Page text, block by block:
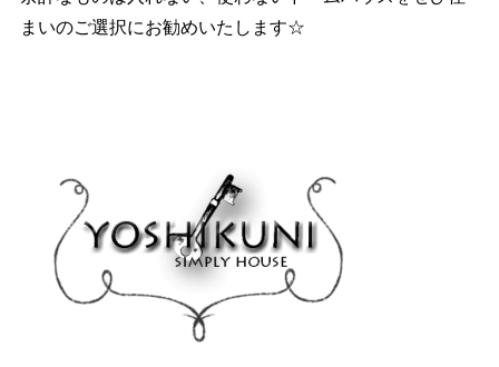
まいのご選択にお勧めいたします☆